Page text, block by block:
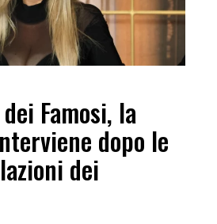
Famosi, la
dopo le
dei